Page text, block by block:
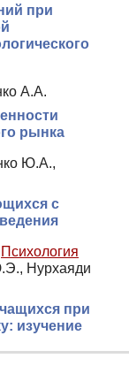
при
А.А.
рынка
Ю.А.,
с
Психология
Нурхаяди
при
изучение